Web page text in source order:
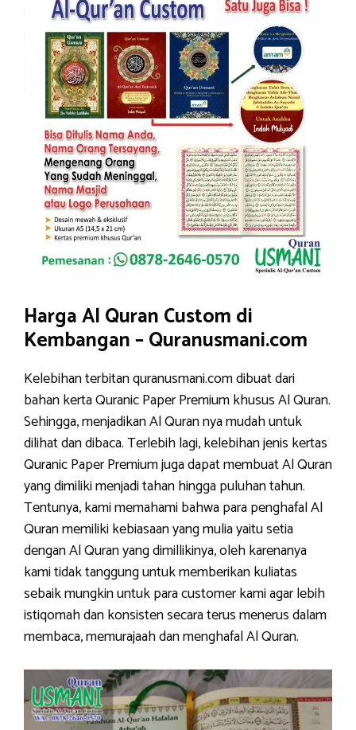
Harga Al Quran Custom di
Kembangan – Quranusmani.com
Kelebihan terbitan quranusmani.com dibuat dari
bahan kerta Quranic Paper Premium khusus Al Quran.
Sehingga, menjadikan Al Quran nya mudah untuk
dilihat dan dibaca. Terlebih lagi, kelebihan jenis kertas
Quranic Paper Premium juga dapat membuat Al Quran
yang dimiliki menjadi tahan hingga puluhan tahun.
Tentunya, kami memahami bahwa para penghafal Al
Quran memiliki kebiasaan yang mulia yaitu setia
dengan Al Quran yang dimillikinya, oleh karenanya
kami tidak tanggung untuk memberikan kuliatas
sebaik mungkin untuk para customer kami agar lebih
istiqomah dan konsisten secara terus menerus dalam
membaca, memurajaah dan menghafal Al Quran.